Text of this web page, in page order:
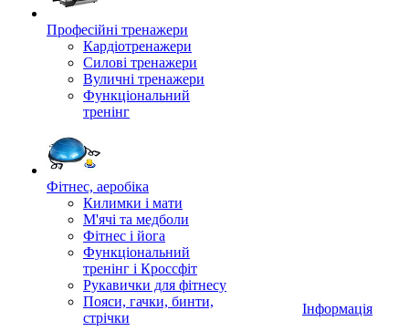
Професійні тренажери
Кардіотренажери
Силові тренажери
Вуличні тренажери
Функціональний
тренінг
Фітнес, аеробіка
Килимки і мати
М'ячі та медболи
Фітнес і йога
Функціональний
тренінг і Кроссфіт
Рукавички для фітнесу
Пояси, гачки, бинти,
стрічки
Інформація